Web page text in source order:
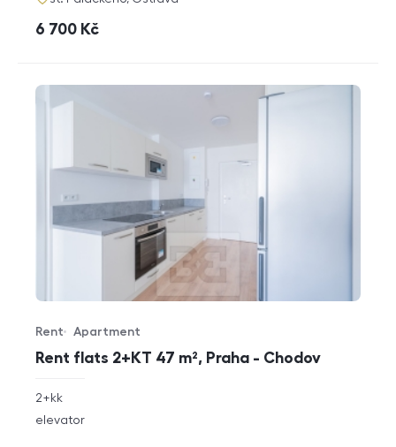
cena
6 700 Kč
Rent flats 2+KT 47 m², Praha - Chodov
Offer type
Rent
Property type
Apartment
rozměry
2+kk
funkce
elevator